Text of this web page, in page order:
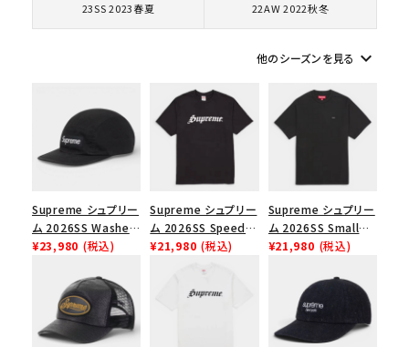
シーズンから探す
価格から探す
在庫のない商品を表示する
絞り込んで検索する
23SS 2023春夏 22AW 2022秋冬
他のシーズンを見る keyboard_arrow_down
Supreme シュプリー
ム 2026SS Washed
Chino Twill Camp
ノツイル キャンプキャ
ップ ブラック
¥23,980 (税込)
Supreme シュプリー
ム 2026SS Speed
Tee スピードTシャツ
¥21,980 (税込)
Supreme シュプリー
ム 2026SS Small
Box Tee スモールボ
¥21,980 (税込)